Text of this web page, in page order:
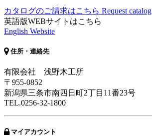
カタログのご請求はこちら Request catalog
英語版WEBサイトはこちら
English Website
住所・連絡先
有限会社 浅野木工所
〒955-0852
新潟県三条市南四日町2丁目11番23号
TEL.0256-32-1800
マイアカウント